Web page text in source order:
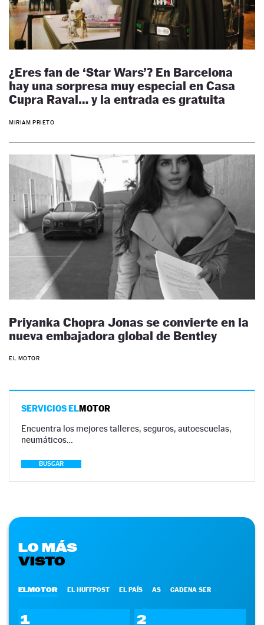
¿Eres fan de ‘Star Wars’? En Barcelona
hay una sorpresa muy especial en Casa
Cupra Raval… y la entrada es gratuita
MIRIAM PRIETO
Priyanka Chopra Jonas se convierte en la
nueva embajadora global de Bentley
EL MOTOR
SERVICIOS ELMOTOR
Encuentra los mejores talleres, seguros, autoescuelas,
neumáticos…
BUSCAR
LO MÁS
VISTO
ELMOTOR EL HUFFPOST EL PAÍS AS CADENA SER
1 2